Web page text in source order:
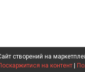
створений на
на контент